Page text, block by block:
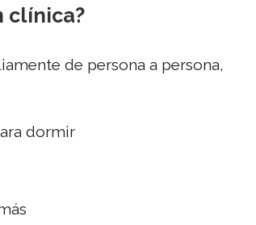
clínica?
de persona a persona,
dormir